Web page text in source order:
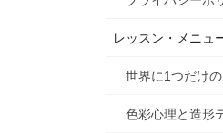
レッスン・メニュ
世界に1つだけ
色彩心理と造形